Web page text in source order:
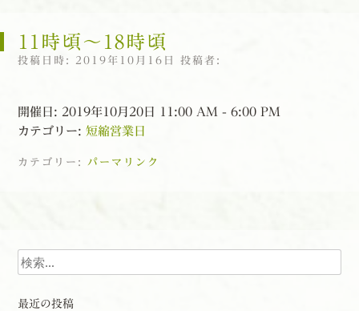
11時頃〜18時頃
投稿日時: 2019年10月16日 投稿者:
開催日: 2019年10月20日 11:00 AM - 6:00 PM
カテゴリー: 短縮営業日
カテゴリー: パーマリンク
検索
最近の投稿